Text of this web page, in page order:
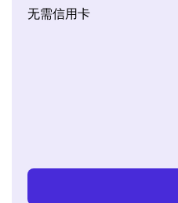
无需信用卡